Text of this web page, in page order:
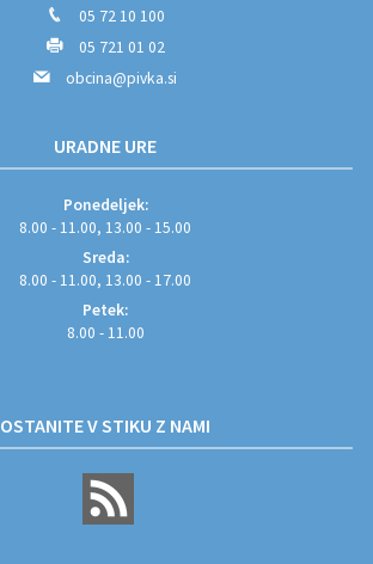
05 72 10 100
05 721 01 02
obcina@pivka.si
URADNE URE
Ponedeljek:
8.00 - 11.00, 13.00 - 15.00
Sreda:
8.00 - 11.00, 13.00 - 17.00
Petek:
8.00 - 11.00
OSTANITE V STIKU Z NAMI